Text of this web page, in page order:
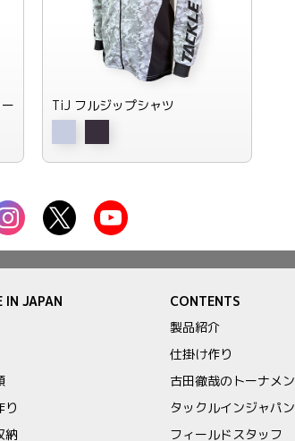
TiJ フルジップシャツ
IN JAPAN
り
納
CONTENTS
製品紹介
仕掛け作り
古田徹哉のトーナメ
タックルインジャパ
フィールドスタッフ